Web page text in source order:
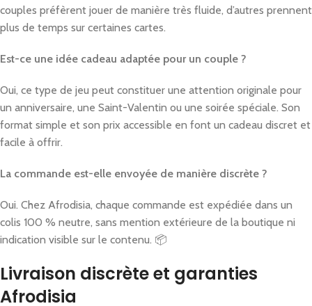
couples préfèrent jouer de manière très fluide, d’autres prennent
plus de temps sur certaines cartes.
Est-ce une idée cadeau adaptée pour un couple ?
Oui, ce type de jeu peut constituer une attention originale pour
un anniversaire, une Saint-Valentin ou une soirée spéciale. Son
format simple et son prix accessible en font un cadeau discret et
facile à offrir.
La commande est-elle envoyée de manière discrète ?
Oui. Chez Afrodisia, chaque commande est expédiée dans un
colis 100 % neutre, sans mention extérieure de la boutique ni
indication visible sur le contenu. 📦
Livraison discrète et garanties
Afrodisia